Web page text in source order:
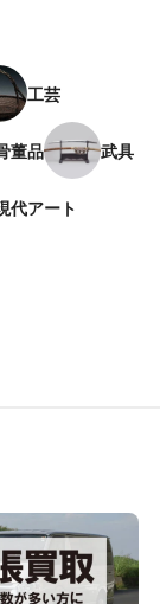
工芸
董品 武具
代アート